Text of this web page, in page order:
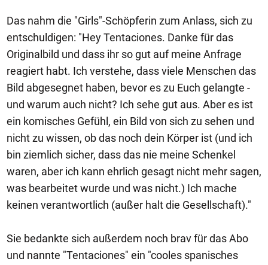
Das nahm die "Girls"-Schöpferin zum Anlass, sich zu
entschuldigen: "Hey Tentaciones. Danke für das
Originalbild und dass ihr so gut auf meine Anfrage
reagiert habt. Ich verstehe, dass viele Menschen das
Bild abgesegnet haben, bevor es zu Euch gelangte -
und warum auch nicht? Ich sehe gut aus. Aber es ist
ein komisches Gefühl, ein Bild von sich zu sehen und
nicht zu wissen, ob das noch dein Körper ist (und ich
bin ziemlich sicher, dass das nie meine Schenkel
waren, aber ich kann ehrlich gesagt nicht mehr sagen,
was bearbeitet wurde und was nicht.) Ich mache
keinen verantwortlich (außer halt die Gesellschaft)."
Sie bedankte sich außerdem noch brav für das Abo
und nannte "Tentaciones" ein "cooles spanisches